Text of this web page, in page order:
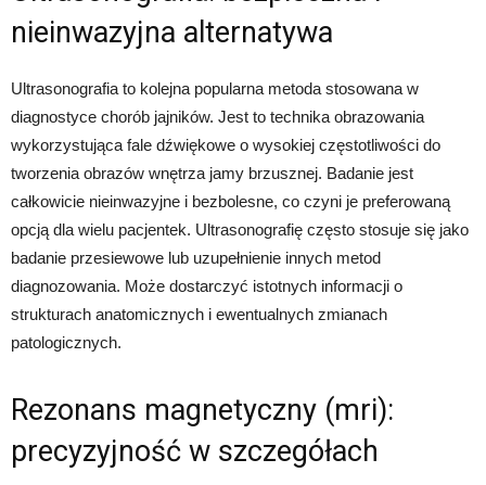
nieinwazyjna alternatywa
Ultrasonografia to kolejna popularna metoda stosowana w
diagnostyce chorób jajników. Jest to technika obrazowania
wykorzystująca fale dźwiękowe o wysokiej częstotliwości do
tworzenia obrazów wnętrza jamy brzusznej. Badanie jest
całkowicie nieinwazyjne i bezbolesne, co czyni je preferowaną
opcją dla wielu pacjentek. Ultrasonografię często stosuje się jako
badanie przesiewowe lub uzupełnienie innych metod
diagnozowania. Może dostarczyć istotnych informacji o
strukturach anatomicznych i ewentualnych zmianach
patologicznych.
Rezonans magnetyczny (mri):
precyzyjność w szczegółach